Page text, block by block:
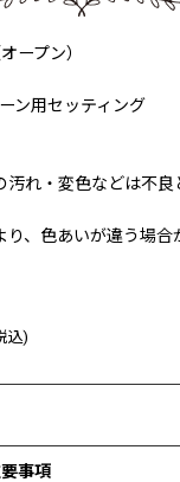
ープン）
ン用セッティング
れ・変色などは不良
、色あいが違う場合
込)
事項